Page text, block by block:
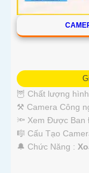
🦉 Chất lượng
⚒ Camera Công
🔦 Xem Được Ban
🎼️ Cấu Tạo
️🔔 Chức Năng :